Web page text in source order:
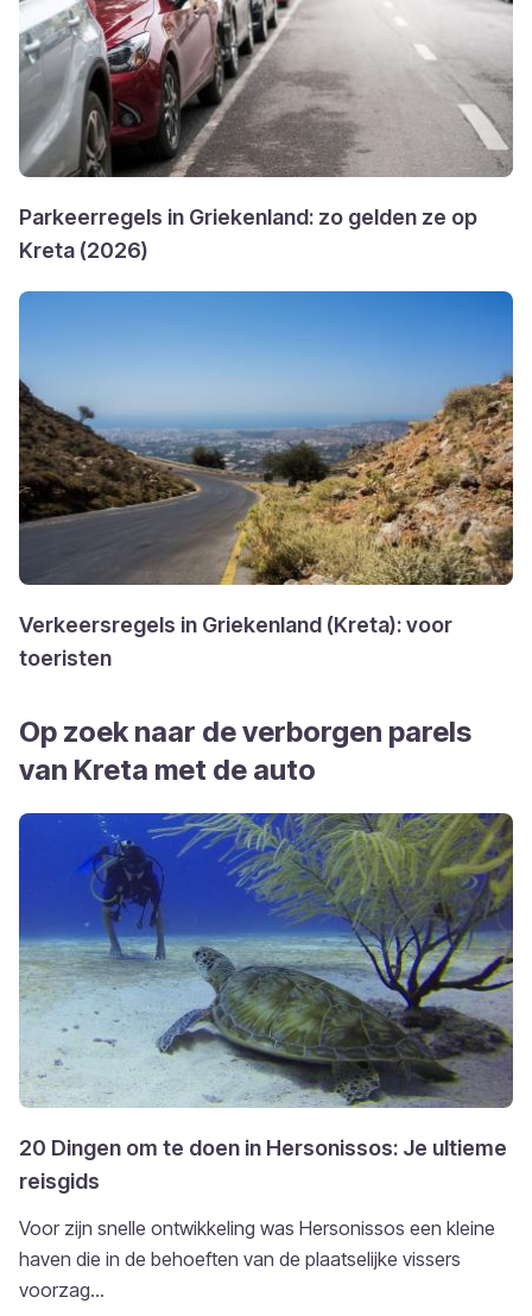
Parkeerregels in Griekenland: zo gelden ze op
Kreta (2026)
Verkeersregels in Griekenland (Kreta): voor
toeristen
Op zoek naar de verborgen parels
van Kreta met de auto
20 Dingen om te doen in Hersonissos: Je ultieme
reisgids
Voor zijn snelle ontwikkeling was Hersonissos een kleine
haven die in de behoeften van de plaatselijke vissers
voorzag...